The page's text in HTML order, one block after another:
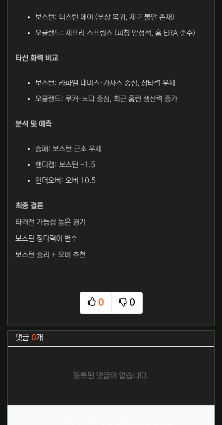
보스턴: 더스틴 메이 (부상 복귀, 제구 불안 존재)
오클랜드: 제프리 스프링스 (피칭 안정적, 홈 ERA 준수)
타선 화력 비교
보스턴: 라파엘 데버스·카사스 중심, 장타력 우세
오클랜드: 루커·노다 중심, 최근 홈런 생산력 증가
분석 및 예측
승패: 보스턴 근소 우세
핸디캡: 보스턴 -1.5
언더오버: 오버 10.5
최종 결론
타격전 가능성 높은 경기
보스턴 장타력이 변수
보스턴 승리 + 오버 추천
0
추천
0
비추천
관련자료
댓글 0개
등록된 댓글이 없습니다.